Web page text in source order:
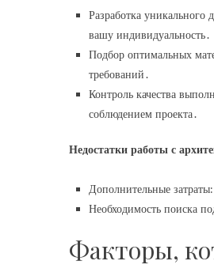
Разработка уникального
вашу индивидуальность․
Подбор оптимальных
требований․
Контроль качества
соблюдением проекта․
Недостатки работы с
Дополнительные
Необходимость поиска
Факторы,